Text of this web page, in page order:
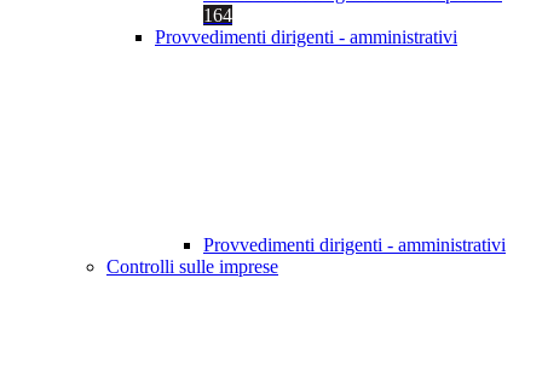
164
Provvedimenti dirigenti - amministrativi
Provvedimenti dirigenti - amministrativi
Controlli sulle imprese